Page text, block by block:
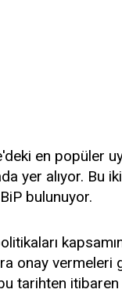
en popüler
yer alıyor. Bu
bulunuyor.
onay vermeleri
tarihten